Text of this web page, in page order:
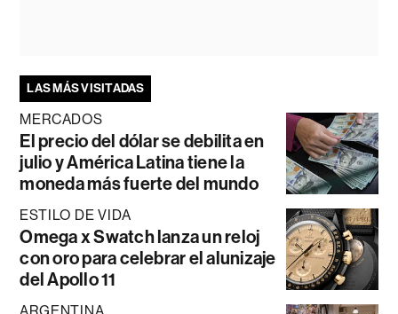
LAS MÁS VISITADAS
MERCADOS
El precio del dólar se debilita en
julio y América Latina tiene la
moneda más fuerte del mundo
ESTILO DE VIDA
Omega x Swatch lanza un reloj
con oro para celebrar el alunizaje
del Apollo 11